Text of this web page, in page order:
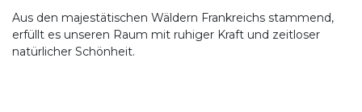
Aus den majestätischen Wäldern Frankreichs stammend,
erfüllt es unseren Raum mit ruhiger Kraft und zeitloser
natürlicher Schönheit.